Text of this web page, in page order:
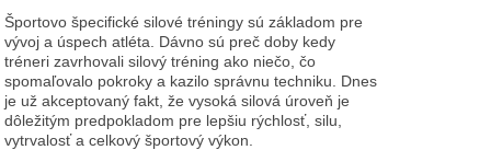
Športovo špecifické silové tréningy sú základom pre
vývoj a úspech atléta. Dávno sú preč doby kedy
tréneri zavrhovali silový tréning ako niečo, čo
spomaľovalo pokroky a kazilo správnu techniku. Dnes
je už akceptovaný fakt, že vysoká silová úroveň je
dôležitým predpokladom pre lepšiu rýchlosť, silu,
vytrvalosť a celkový športový výkon.